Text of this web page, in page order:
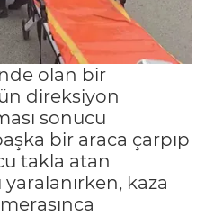
olan bir
direksiyon
sonucu
bir araca çarpıp
takla atan
kaza